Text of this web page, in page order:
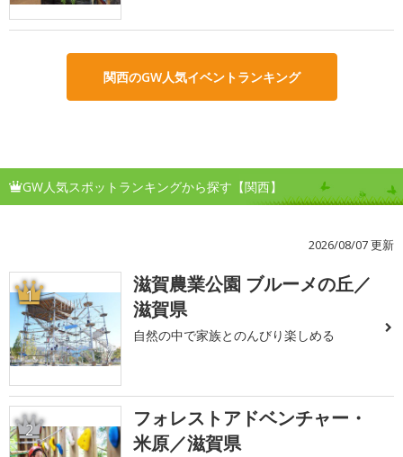
関西のGW人気イベントランキング
GW人気スポットランキングから探す【関西】
2026/08/07 更新
1
滋賀農業公園 ブルーメの丘／
滋賀県
自然の中で家族とのんびり楽しめる
2
フォレストアドベンチャー・
米原／滋賀県